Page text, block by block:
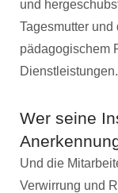
und
Tagesmutter und
pädagogischem
Dienstleistungen.
Wer seine
Und die
Verwirrung und